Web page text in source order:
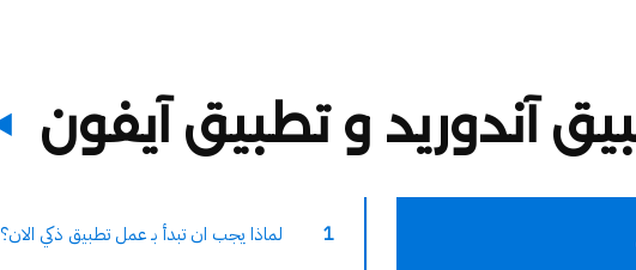
آندوريد و تطبيق آيفون
1
لماذا يجب ان تبدأ بـ عمل تطبيق ذكي الان؟